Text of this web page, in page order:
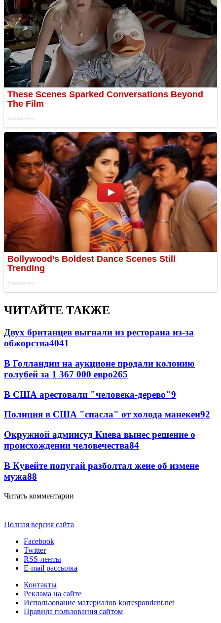
ЧИТАЙТЕ ТАКЖЕ
Двух британцев выгнали из ресторана из-за
обжорства4041
В Голландии на аукционе продали колонию
голубей за 1 367 000 евро265
В США арестовали "человека-дерево"9
Полиция в США "спасла" от холода манекен92
Окружной админсуд Киева вынес решение о
происхождении человечества84
В Кувейте попугай разболтал жене об измене
мужа88
Читать комментарии
Полная версия сайта
Facebook
Twitter
RSS-ленты
E-mail рассылка
Контакты
Реклама на сайте
Использование материалов korrespondent.net
Правила пользования сайтом